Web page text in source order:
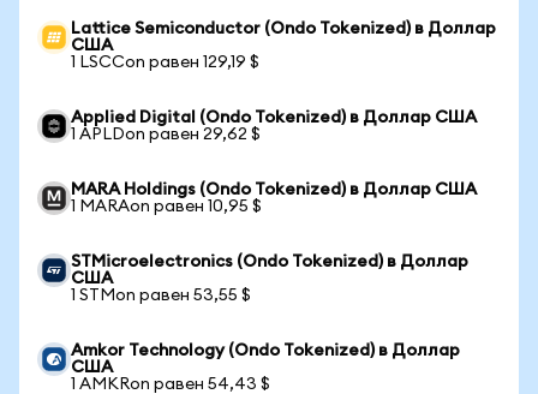
Lattice Semiconductor (Ondo Tokenized) в Доллар
США
1 LSCCon равен 129,19 $
Applied Digital (Ondo Tokenized) в Доллар США
1 APLDon равен 29,62 $
MARA Holdings (Ondo Tokenized) в Доллар США
1 MARAon равен 10,95 $
STMicroelectronics (Ondo Tokenized) в Доллар
США
1 STMon равен 53,55 $
Amkor Technology (Ondo Tokenized) в Доллар
США
1 AMKRon равен 54,43 $